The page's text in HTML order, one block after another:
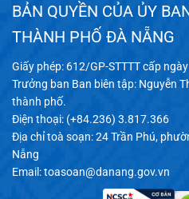
BẢN QUYỀN CỦA ỦY
THÀNH PHỐ ĐÀ NẴNG
Giấy phép: 612/GP-STTTT cấp
Trưởng ban Ban biên tập: Nguyễn
thành phố.
Điện thoại: (+84.236) 3.817.366
Địa chỉ toà soạn: 24 Trần Phú,
Nẵng
Email:toasoan@danang.gov.vn